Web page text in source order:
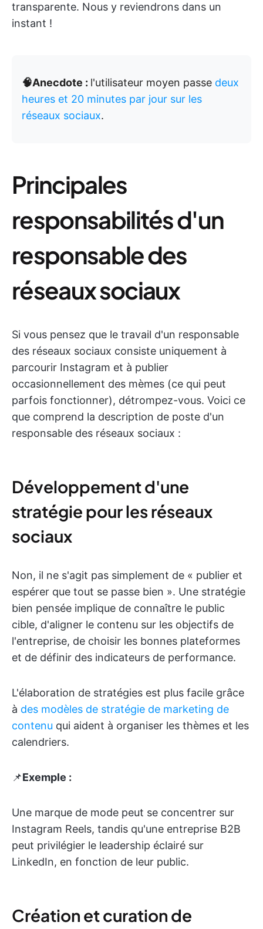
transparente. Nous y reviendrons dans un
instant !
🧠Anecdote : l'utilisateur moyen passe deux
heures et 20 minutes par jour sur les
réseaux sociaux.
Principales
responsabilités d'un
responsable des
réseaux sociaux
Si vous pensez que le travail d'un responsable
des réseaux sociaux consiste uniquement à
parcourir Instagram et à publier
occasionnellement des mèmes (ce qui peut
parfois fonctionner), détrompez-vous. Voici ce
que comprend la description de poste d'un
responsable des réseaux sociaux :
Développement d'une
stratégie pour les réseaux
sociaux
Non, il ne s'agit pas simplement de « publier et
espérer que tout se passe bien ». Une stratégie
bien pensée implique de connaître le public
cible, d'aligner le contenu sur les objectifs de
l'entreprise, de choisir les bonnes plateformes
et de définir des indicateurs de performance.
L'élaboration de stratégies est plus facile grâce
à des modèles de stratégie de marketing de
contenu qui aident à organiser les thèmes et les
calendriers.
📌Exemple :
Une marque de mode peut se concentrer sur
Instagram Reels, tandis qu'une entreprise B2B
peut privilégier le leadership éclairé sur
LinkedIn, en fonction de leur public.
Création et curation de